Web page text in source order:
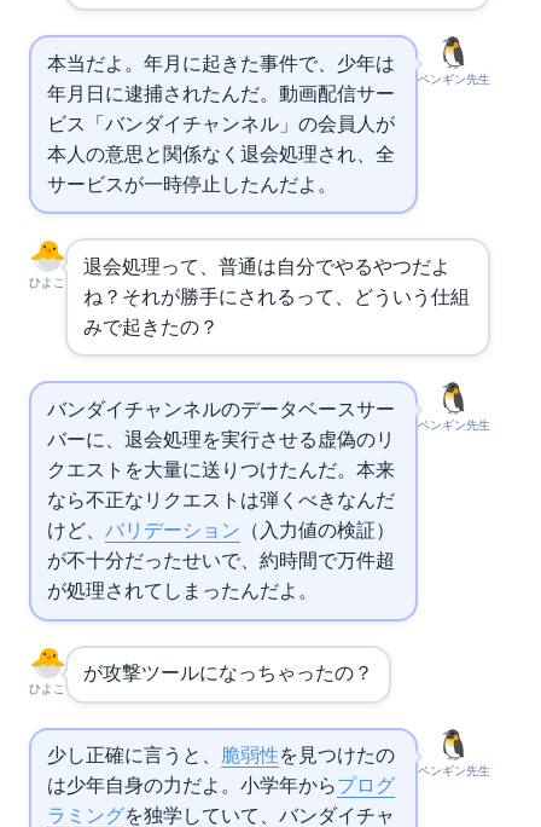
ペンギン先生
本当だよ。2025年11月に起きた事件で、少年は2026
年7月4日に逮捕されたんだ。動画配信サー
ビス「バンダイチャンネル」の会員46,812人が
本人の意思と関係なく退会処理され、全
サービスが一時停止したんだよ。
ひよこ
退会処理って、普通は自分でやるやつだよ
ね？それが勝手にされるって、どういう仕組
みで起きたの？
ペンギン先生
バンダイチャンネルのデータベースサー
バーに、退会処理を実行させる虚偽のリ
クエストを大量に送りつけたんだ。本来
なら不正なリクエストは弾くべきなんだ
けど、 バリデーション （入力値の検証）
が不十分だったせいで、約4時間で4.6万件超
が処理されてしまったんだよ。
ひよこ
が攻撃ツールになっちゃったの？
ペンギン先生
少し正確に言うと、 脆弱性を見つけたの
は少年自身の力だよ。小学4年からプログ
ラミングを独学していて、バンダイチャ